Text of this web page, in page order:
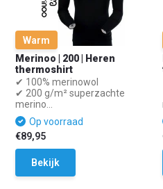
Warm
Merinoo | 200 | Heren
thermoshirt
✔ 100% merinowol
✔ 200 g/m² superzachte
merino...
Op voorraad
€89,95
Bekijk